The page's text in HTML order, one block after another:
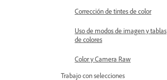
Corrección de tintes de color
Uso de modos de imagen y tablas
de colores
Color y Camera Raw
Trabajo con selecciones